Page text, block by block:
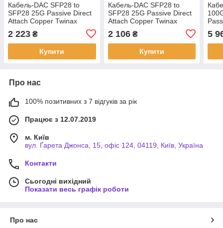
Кабель-DAC SFP28 to
SFP28 25G Passive Direct
Attach Copper Twinax
2 223 ₴
Купити
Кабель-DAC SFP28 to
SFP28 25G Passive Direct
Attach Copper Twinax
2 106₴
Купити
5
Про нас
100% позитивних з 7 відгуків за рік
Працює з 12.07.2019
м. Київ
вул. Ґарета Джонса, 15, офіс 124, 04119, Київ, Україна
Контакти
Сьогодні вихідний
Показати весь графік роботи
Про нас